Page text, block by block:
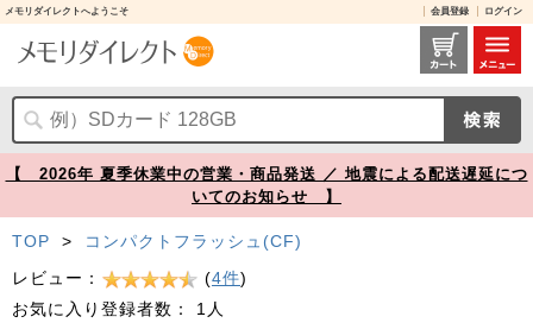
メモリダイレクトへようこそ 会員登録 ログイン
コンパクトフラッシュカード 16GB 1066倍速 UDMA7対応 MLCチップ採用 Transcend製【メモリダイレクト】
【 2026年 夏季休業中の営業・商品発送 ／ 地震による配送遅延につ
いてのお知らせ 】
TOP >
コンパクトフラッシュ(CF)
レビュー：
(4件)
お気に入り登録者数：
1人